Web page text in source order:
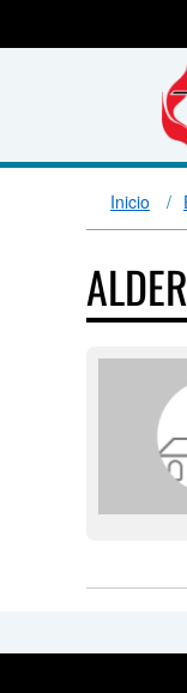
Inicio